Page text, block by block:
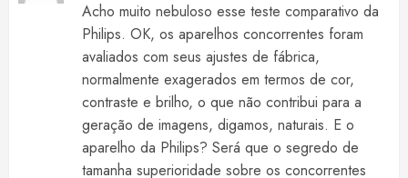
Acho muito nebuloso esse teste comparativo da
Philips. OK, os aparelhos concorrentes foram
avaliados com seus ajustes de fábrica,
normalmente exagerados em termos de cor,
contraste e brilho, o que não contribui para a
geração de imagens, digamos, naturais. E o
aparelho da Philips? Será que o segredo de
tamanha superioridade sobre os concorrentes